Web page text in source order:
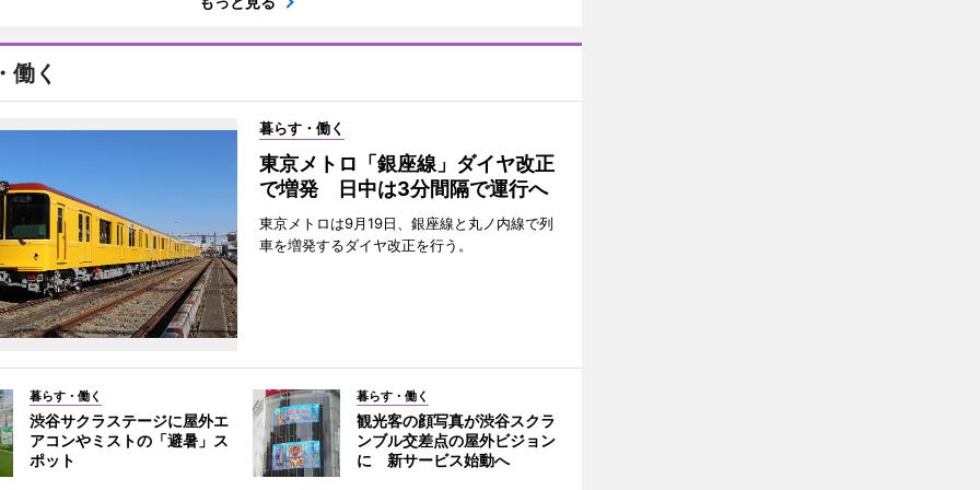
働く
暮らす・働く
東京メトロ「銀座線」ダイヤ改正
で増発 日中は3分間隔で運行へ
東京メトロは9月19日、銀座線と丸ノ内線で列
車を増発するダイヤ改正を行う。
暮らす・働く
渋谷サクラステージに屋外エ
アコンやミストの「避暑」ス
ポット
暮らす・働く
観光客の顔写真が渋谷スクラ
ンブル交差点の屋外ビジョン
に 新サービス始動へ